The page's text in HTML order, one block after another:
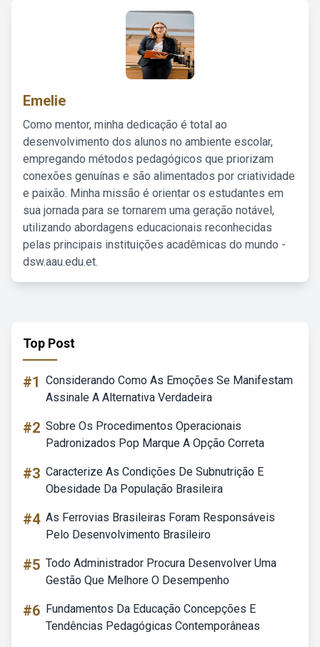
Emelie
Como mentor, minha dedicação é total ao
desenvolvimento dos alunos no ambiente escolar,
empregando métodos pedagógicos que priorizam
conexões genuínas e são alimentados por criatividade
e paixão. Minha missão é orientar os estudantes em
sua jornada para se tornarem uma geração notável,
utilizando abordagens educacionais reconhecidas
pelas principais instituições acadêmicas do mundo -
dsw.aau.edu.et.
Top Post
#1 Considerando Como As Emoções Se Manifestam
Assinale A Alternativa Verdadeira
#2 Sobre Os Procedimentos Operacionais
Padronizados Pop Marque A Opção Correta
#3 Caracterize As Condições De Subnutrição E
Obesidade Da População Brasileira
#4 As Ferrovias Brasileiras Foram Responsáveis
Pelo Desenvolvimento Brasileiro
#5 Todo Administrador Procura Desenvolver Uma
Gestão Que Melhore O Desempenho
#6 Fundamentos Da Educação Concepções E
Tendências Pedagógicas Contemporâneas